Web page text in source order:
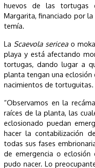
huevos de las tortugas
Margarita, financiado por
temía.
La Scaevola sericea o
playa y está afectando
tortugas, dando lugar a
planta tengan una eclosión
nacimientos de tortuguitas.
“Observamos en la
raíces de la planta, las
eclosionado puedan
hacer la contabilización
todas sus fases
de emergencia o eclosión
pudo nacer. Lo